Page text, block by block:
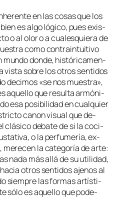
en las co­sas que los
es al­go ló­gi­co, pues exis­
o al olor o a cua­les­quie­ra de
co­mo con­tra­in­tui­ti­vo
mun­do don­de, his­tó­ri­ca­men­
vis­ta so­bre los otros sen­ti­dos
de­ci­mos «se nos mues­tra»,
aque­llo que re­sul­ta ar­mó­ni­
esa po­si­bi­li­dad en cual­quier
ca­non vi­sual que de­
clá­si­co de­ba­te de si la co­ci­
o la per­fu­me­ría, ex­
la ca­te­go­ría de ar­te:
na­da más allá de su uti­li­dad,
otros sen­ti­dos aje­nos al
siem­pre las for­mas ar­tís­ti­
só­lo es aque­llo que po­de­